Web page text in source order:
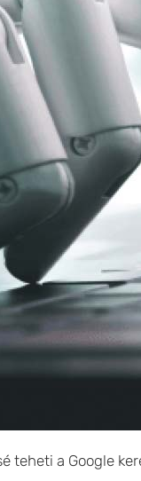
teheti a Google